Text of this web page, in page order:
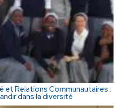
et Relations Communautaires :
dans la diversité